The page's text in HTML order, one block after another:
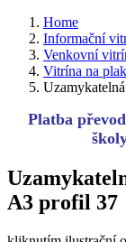
Home
Informační
Venkovní
Vitrína na
Platba
A3 profil 37